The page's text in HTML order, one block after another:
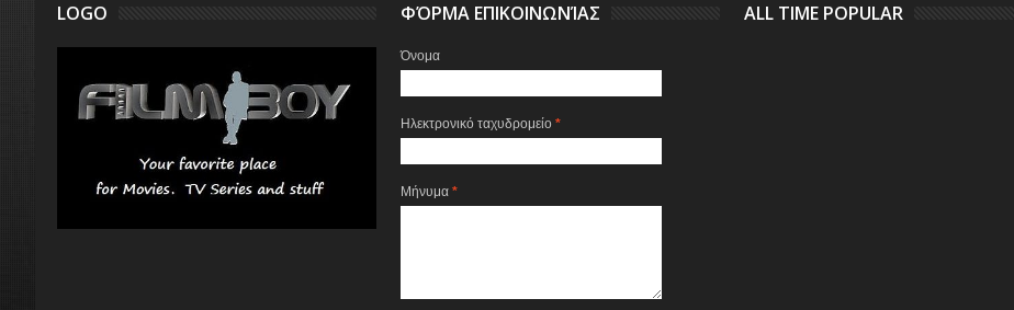
LOGO ΦΌΡΜΑ ΕΠΙΚΟΙΝΩΝΊΑΣ
Όνομα
Ηλεκτρονικό ταχυδρομείο*
Μήνυμα*
ALL TIME POPULAR